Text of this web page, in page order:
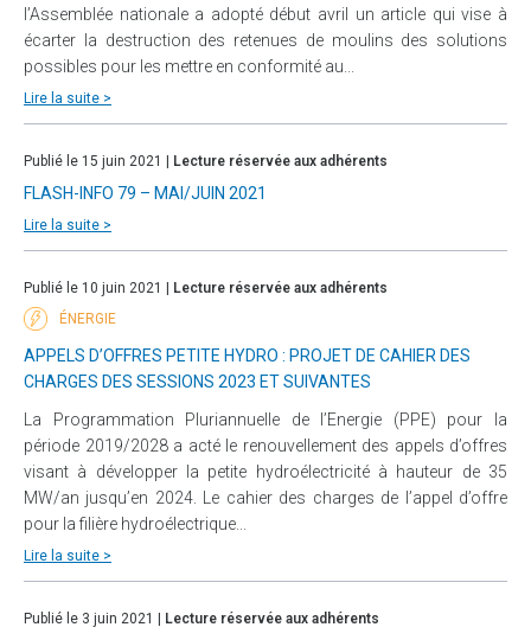
l’Assemblée nationale a adopté début avril un article qui vise à
écarter la destruction des retenues de moulins des solutions
possibles pour les mettre en conformité au...
Lire la suite >
Publié le 15 juin 2021 | Lecture réservée aux adhérents
FLASH-INFO 79 – MAI/JUIN 2021
Lire la suite >
Publié le 10 juin 2021 |
Lecture réservée aux adhérents
ÉNERGIE
APPELS D’OFFRES PETITE HYDRO : PROJET DE CAHIER DES
CHARGES DES SESSIONS 2023 ET SUIVANTES
La Programmation Pluriannuelle de l’Energie (PPE) pour la
période 2019/2028 a acté le renouvellement des appels d’offres
visant à développer la petite hydroélectricité à hauteur de 35
MW/an jusqu’en 2024. Le cahier des charges de l’appel d’offre
pour la filière hydroélectrique...
Lire la suite >
Publié le 3 juin 2021 | Lecture réservée aux adhérents